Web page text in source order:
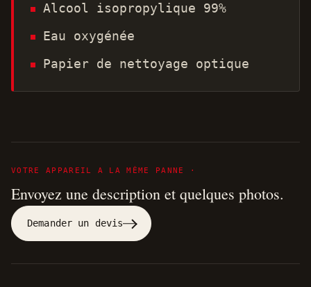
Alcool isopropylique 99%
Eau oxygénée
Papier de nettoyage optique
VOTRE APPAREIL A LA MÊME PANNE ·
Envoyez une description et quelques photos.
Demander un devis